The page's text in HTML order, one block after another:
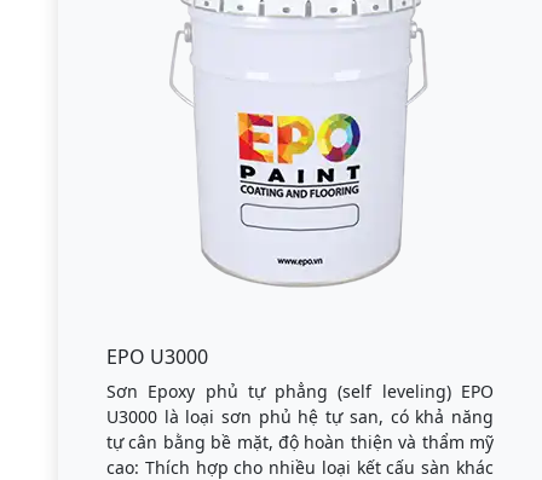
EPO U3000
Sơn Epoxy phủ tự phẳng (self leveling) EPO
U3000 là loại sơn phủ hệ tự san, có khả năng
tự cân bằng bề mặt, độ hoàn thiện và thẩm mỹ
cao: Thích hợp cho nhiều loại kết cấu sàn khác